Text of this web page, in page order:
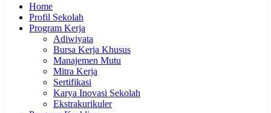
Home
Profil Sekolah
Program Kerja
Adiwiyata
Bursa Kerja Khusus
Manajemen Mutu
Mitra Kerja
Sertifikasi
Karya Inovasi Sekolah
Ekstrakurikuler